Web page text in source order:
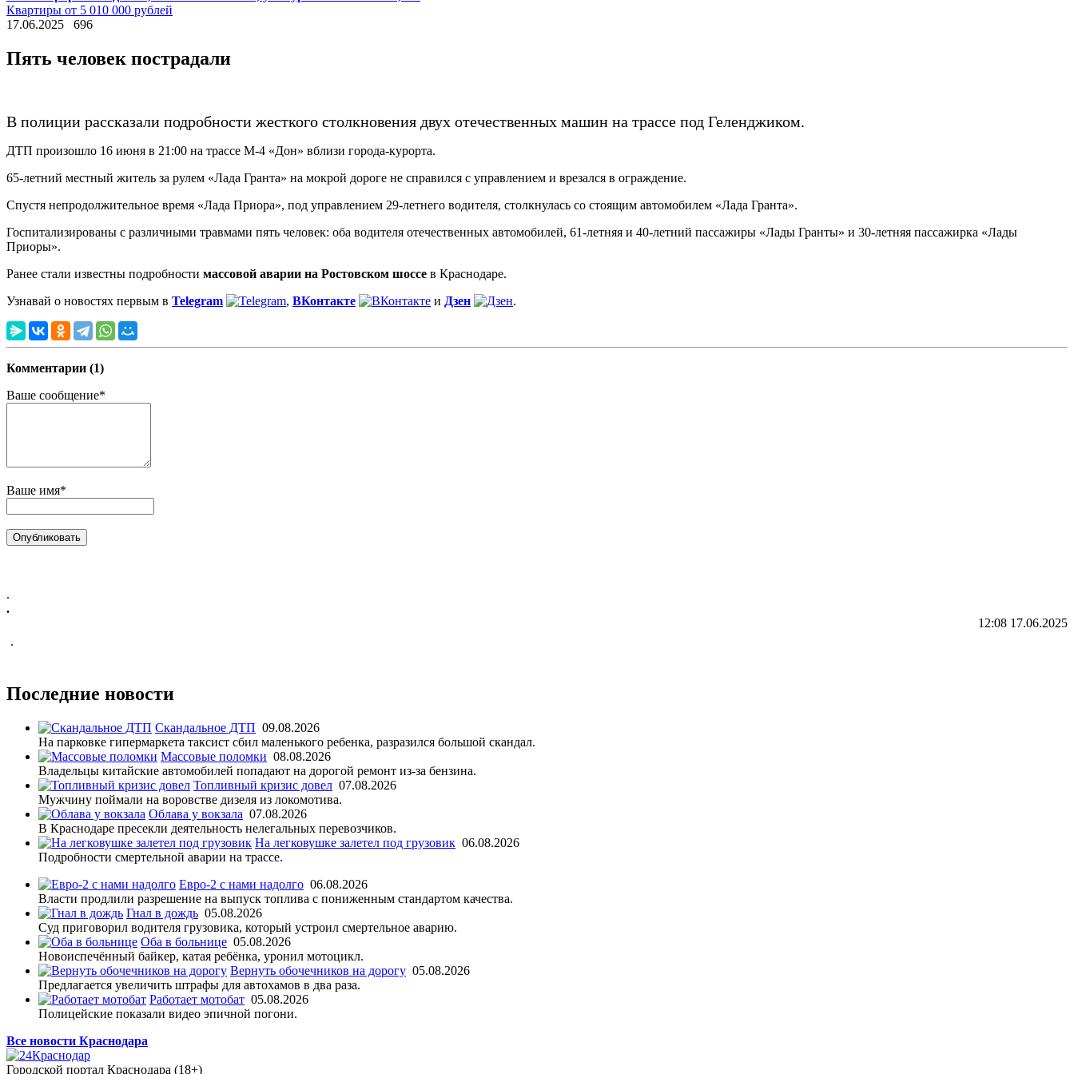
Квартиры от 5 010 000 рублей
17.06.2025
696
Пять человек пострадали
В полиции рассказали подробности жесткого столкновения двух отечественных машин на трассе под Геленджиком.
ДТП произошло 16 июня в 21:00 на трассе М-4 «Дон» вблизи города-курорта.
65-летний местный житель за рулем «Лада Гранта» на мокрой дороге не справился с управлением и врезался в ограждение.
Спустя непродолжительное время «Лада Приора», под управлением 29-летнего водителя, столкнулась со стоящим автомобилем «Лада Гранта».
Госпитализированы с различными травмами пять человек: оба водителя отечественных автомобилей, 61-летняя и 40-летний пассажиры «Лады Гранты» и 30-летняя пассажирка «Лады
Приоры».
Ранее стали известны подробности массовой аварии на Ростовском шоссе в Краснодаре.
Узнавай о новостях первым в Telegram , ВКонтакте и Дзен .
Комментарии (1)
Ваше сообщение*
Ваше имя*
.
.
12:08 17.06.2025
.
Последние новости
Скандальное ДТП 09.08.2026
На парковке гипермаркета таксист сбил маленького ребенка, разразился большой скандал.
Массовые поломки 08.08.2026
Владельцы китайские автомобилей попадают на дорогой ремонт из-за бензина.
Топливный кризис довел 07.08.2026
Мужчину поймали на воровстве дизеля из локомотива.
Облава у вокзала 07.08.2026
В Краснодаре пресекли деятельность нелегальных перевозчиков.
На легковушке залетел под грузовик 06.08.2026
Подробности смертельной аварии на трассе.
Евро-2 с нами надолго 06.08.2026
Власти продлили разрешение на выпуск топлива с пониженным стандартом качества.
Гнал в дождь 05.08.2026
Суд приговорил водителя грузовика, который устроил смертельное аварию.
Оба в больнице 05.08.2026
Новоиспечённый байкер, катая ребёнка, уронил мотоцикл.
Вернуть обочечников на дорогу 05.08.2026
Предлагается увеличить штрафы для автохамов в два раза.
Работает мотобат 05.08.2026
Полицейские показали видео эпичной погони.
Все новости Краснодара
Городской портал Краснодара (18+)